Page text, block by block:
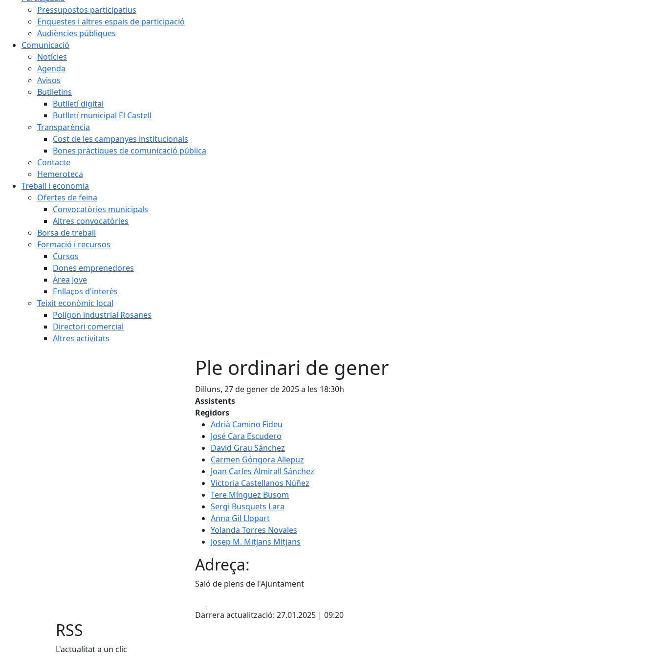
Pressupostos participatius
Enquestes i altres espais de participació
Audiències públiques
Comunicació
Notícies
Agenda
Avisos
Butlletins
Butlletí digital
Butlletí municipal El Castell
Transparència
Cost de les campanyes institucionals
Bones pràctiques de comunicació pública
Contacte
Hemeroteca
Treball i economia
Ofertes de feina
Convocatòries municipals
Altres convocatòries
Borsa de treball
Formació i recursos
Cursos
Dones emprenedores
Àrea Jove
Enllaços d'interès
Teixit econòmic local
Polígon industrial Rosanes
Directori comercial
Altres activitats
Ple ordinari de gener
Dilluns, 27 de gener de 2025 a les 18:30h
Assistents
Regidors
Adrià Camino Fideu
José Cara Escudero
David Grau Sánchez
Carmen Góngora Allepuz
Joan Carles Almirall Sánchez
Victoria Castellanos Núñez
Tere Mínguez Busom
Sergi Busquets Lara
Anna Gil Llopart
Yolanda Torres Novales
Josep M. Mitjans Mitjans
Adreça:
Saló de plens de l'Ajuntament
Darrera actualització: 27.01.2025 | 09:20
RSS
L'actualitat a un clic